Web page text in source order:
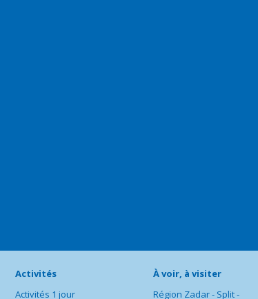
Activités
Activités 1 jour
À voir, à visiter
Région Zadar - Split -